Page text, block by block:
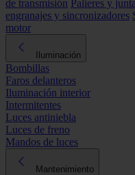
de transmisión Palieres y
engranajes y sincronizadores
motor
Iluminación
Bombillas
Faros delanteros
Iluminación interior
Intermitentes
Luces antiniebla
Luces de freno
Mandos de luces
Mantenimiento